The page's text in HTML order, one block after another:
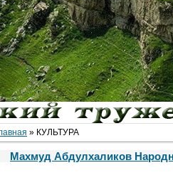
» КУЛЬТУРА
Махмуд Абдулхаликов